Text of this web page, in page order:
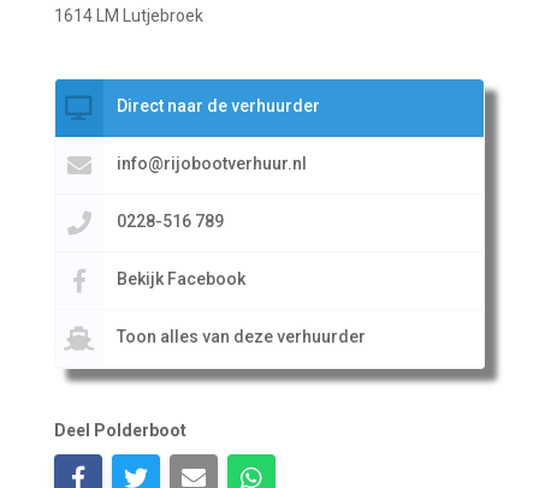
1614 LM Lutjebroek
Direct naar de verhuurder
info@rijobootverhuur.nl
0228-516 789
Bekijk Facebook
Toon alles van deze verhuurder
Deel Polderboot